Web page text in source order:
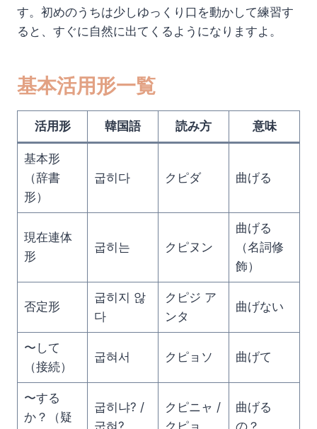
す。初めのうちは少しゆっくり口を動かして練習す
ると、すぐに自然に出てくるようになりますよ。
基本活用形一覧
活用形 韓国語 読み方 意味
基本形
（辞書
形）
굽히다 クピダ 曲げる
現在連体
形
굽히는 クピヌン
曲げる
（名詞修
飾）
否定形
굽히지 않
다
クピジ ア
ンタ
曲げない
〜して
（接続）
굽혀서 クピョソ 曲げて
〜する
か？（疑
굽히냐? /
クピニャ /
曲げる